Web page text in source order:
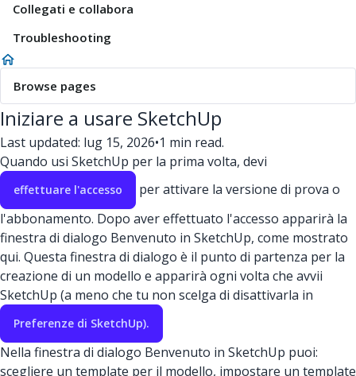
Collegati e collabora
Troubleshooting
Browse pages
Iniziare a usare SketchUp
Last updated: lug 15, 2026•1 min read.
Quando usi SketchUp per la prima volta, devi
effettuare l'accesso
per attivare la versione di prova o
l'abbonamento. Dopo aver effettuato l'accesso apparirà la
finestra di dialogo Benvenuto in SketchUp, come mostrato
qui. Questa finestra di dialogo è il punto di partenza per la
creazione di un modello e apparirà ogni volta che avvii
SketchUp (a meno che tu non scelga di disattivarla in
Preferenze di SketchUp).
Nella finestra di dialogo Benvenuto in SketchUp puoi:
scegliere un template per il modello, impostare un template